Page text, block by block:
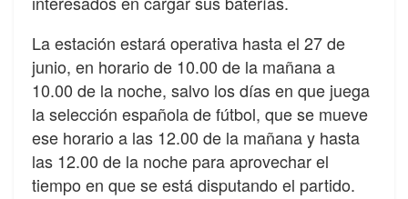
La estación estará operativa hasta el 27 de
junio, en horario de 10.00 de la mañana a
10.00 de la noche, salvo los días en que juega
la selección española de fútbol, que se mueve
ese horario a las 12.00 de la mañana y hasta
las 12.00 de la noche para aprovechar el
tiempo en que se está disputando el partido.